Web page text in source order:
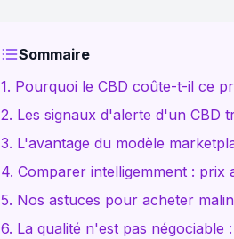
Sommaire
1. Pourquoi le CBD coûte-t-il ce
2. Les signaux d'alerte d'un CBD
3. L'avantage du modèle
4. Comparer intelligemment : prix
5. Nos astuces pour acheter malin
6. La qualité n'est pas négociable